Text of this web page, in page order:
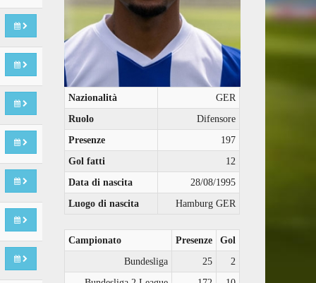
Nazionalità
GER
Ruolo
Difensore
Presenze
197
Gol fatti
12
Data di nascita
28/08/1995
Luogo di nascita
Hamburg GER
Campionato Presenze
Gol
Bundesliga
25
2